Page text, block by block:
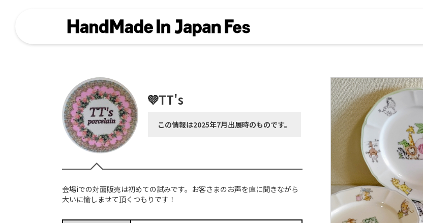
💜TT's
この情報は2025年7月出展時のものです。
会場iでの対面販売は初めての試みです。お客さまのお声を直に聞きながら
大いに愉しませて頂くつもりです！